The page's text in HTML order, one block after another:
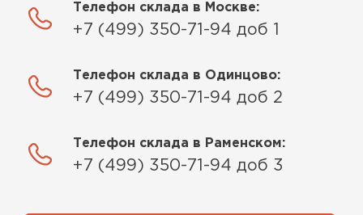
Телефон склада в Москве:
+7 (499) 350-71-94 доб 1
Телефон склада в Одинцово:
+7 (499) 350-71-94 доб 2
Телефон склада в Раменском:
+7 (499) 350-71-94 доб 3